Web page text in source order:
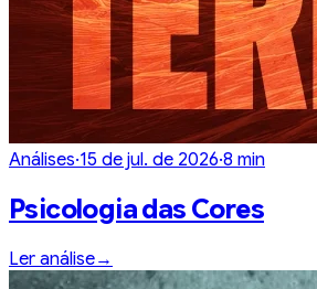
Análises·15 de jul. de 2026·8 min
Psicologia das Cores
Ler análise→